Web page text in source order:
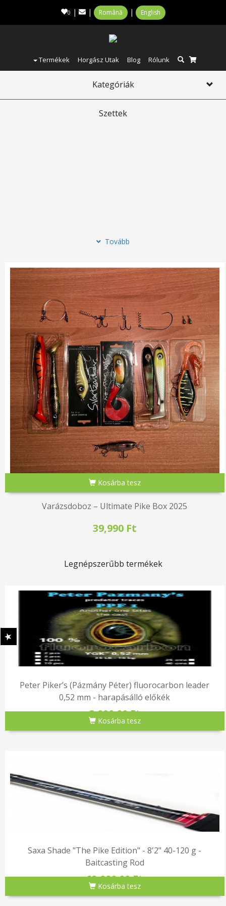
0 | | Română | English
Termékek Horgász Utak Blog Rólunk
Kategóriák
Szettek
Tovább
Kosárba tesz
Varázsdoboz – Ultimate Pike Box 2025
39,990 Ft
Legnépszerűbb termékek
Peter Piker’s (Pázmány Péter) fluorocarbon leader
0,52 mm - harapásálló előkék
2,990.00 Ft
Kosárba tesz
Saxa Shade "The Pike Edition" - 8'2" 40-120 g -
Baitcasting Rod
69,990.00 Ft
Kosárba tesz